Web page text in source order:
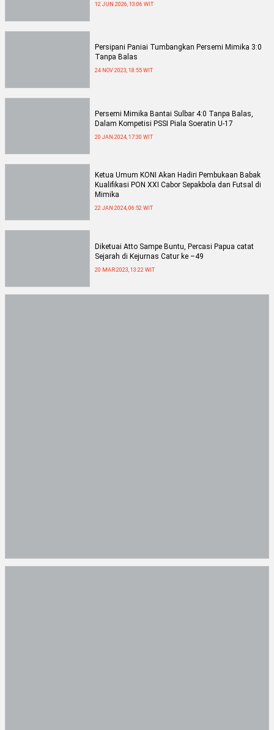
12 JUN 2026, 13:06 WIT
Persipani Paniai Tumbangkan Persemi Mimika 3:0
Tanpa Balas
24 NOV 2023, 18:55 WIT
Persemi Mimika Bantai Sulbar 4:0 Tanpa Balas,
Dalam Kompetisi PSSI Piala Soeratin U-17
20 JAN 2024, 17:30 WIT
Ketua Umum KONI Akan Hadiri Pembukaan Babak
Kualifikasi PON XXI Cabor Sepakbola dan Futsal di
Mimika
22 JAN 2024, 06:52 WIT
Diketuai Atto Sampe Buntu, Percasi Papua catat
Sejarah di Kejurnas Catur ke –49
20 MAR 2023, 13:22 WIT